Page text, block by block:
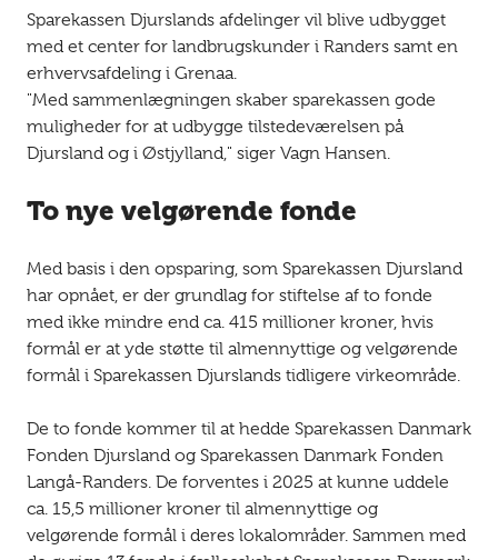
Sparekassen Djurslands afdelinger vil blive udbygget
med et center for landbrugskunder i Randers samt en
erhvervsafdeling i Grenaa.
"Med sammenlægningen skaber sparekassen gode
muligheder for at udbygge tilstedeværelsen på
Djursland og i Østjylland," siger Vagn Hansen.
To nye velgørende fonde
Med basis i den opsparing, som Sparekassen Djursland
har opnået, er der grundlag for stiftelse af to fonde
med ikke mindre end ca. 415 millioner kroner, hvis
formål er at yde støtte til almennyttige og velgørende
formål i Sparekassen Djurslands tidligere virkeområde.
De to fonde kommer til at hedde Sparekassen Danmark
Fonden Djursland og Sparekassen Danmark Fonden
Langå-Randers. De forventes i 2025 at kunne uddele
ca. 15,5 millioner kroner til almennyttige og
velgørende formål i deres lokalområder. Sammen med